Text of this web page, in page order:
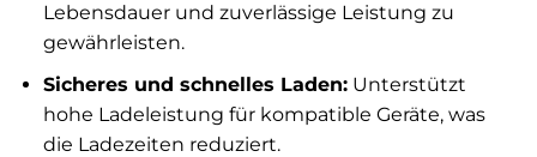
Lebensdauer und zuverlässige Leistung zu
gewährleisten.
Sicheres und schnelles Laden:Unterstützt
hohe Ladeleistung für kompatible Geräte, was
die Ladezeiten reduziert.